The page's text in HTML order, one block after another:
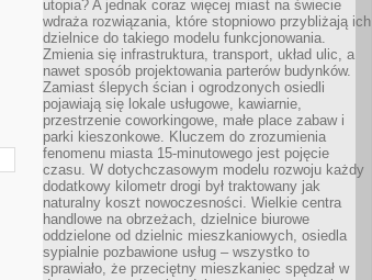
utopia? A jednak coraz więcej miast na świecie
wdraża rozwiązania, które stopniowo przybliżają ich
dzielnice do takiego modelu funkcjonowania.
Zmienia się infrastruktura, transport, układ ulic, a
nawet sposób projektowania parterów budynków.
Zamiast ślepych ścian i ogrodzonych osiedli
pojawiają się lokale usługowe, kawiarnie,
przestrzenie coworkingowe, małe place zabaw i
parki kieszonkowe. Kluczem do zrozumienia
fenomenu miasta 15-minutowego jest pojęcie
czasu. W dotychczasowym modelu rozwoju każdy
dodatkowy kilometr drogi był traktowany jak
naturalny koszt nowoczesności. Wielkie centra
handlowe na obrzeżach, dzielnice biurowe
oddzielone od dzielnic mieszkaniowych, osiedla
sypialnie pozbawione usług – wszystko to
sprawiało, że przeciętny mieszkaniec spędzał w